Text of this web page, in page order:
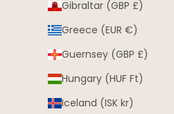
Gibraltar (GBP £)
Greece (EUR €)
Guernsey (GBP £)
Hungary (HUF Ft)
Iceland (ISK kr)